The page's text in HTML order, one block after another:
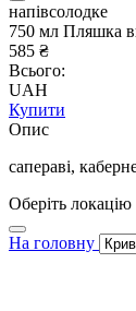
напівсолодке
750 мл Пляшка
585 ₴
Всього:
UAH
Купити
Опис
сапераві,
Оберіть локацію
На головну